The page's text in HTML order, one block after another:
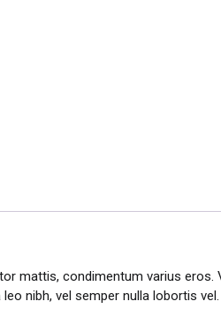
mattis, condimentum varius
nibh, vel semper nulla lobortis